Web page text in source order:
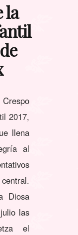
la
2017,
llena
al
Diosa
las
el